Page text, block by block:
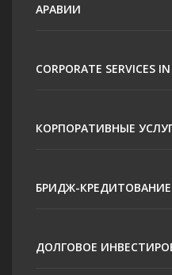
АРАВИИ
CORPORATE SERVICES
КОРПОРАТИВНЫЕ
БРИДЖ-КРЕДИТОВАНИЕ
ДОЛГОВОЕ